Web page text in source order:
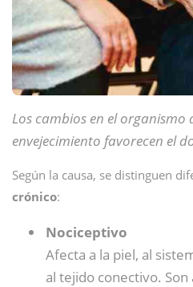
Los cambios en el organismo
envejecimiento favorecen el
Según la causa, se distinguen
crónico:
Nociceptivo
Afecta a la piel, al
al tejido conectivo.